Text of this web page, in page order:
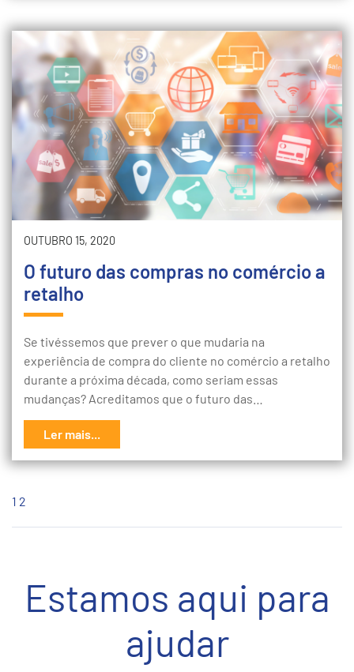
OUTUBRO 15, 2020
O futuro das compras no comércio a
retalho
Se tivéssemos que prever o que mudaria na
experiência de compra do cliente no comércio a retalho
durante a próxima década, como seriam essas
mudanças? Acreditamos que o futuro das…
Ler mais...
1 2
Estamos aqui para
ajudar